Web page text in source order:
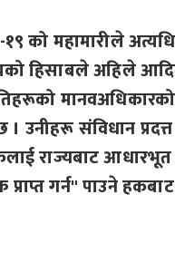
को महामारीले
हिसाबले अहिले
उनीहरू संविधान
राज्यबाट आधारभूत
प्राप्त गर्न" पाउने